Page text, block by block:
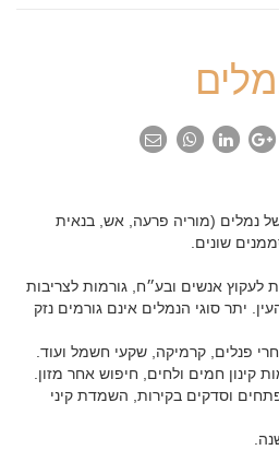
נמלים (מוריה פרעה, אש, בנאית
שונים.
לעקוץ אנשים ובע״ח, גורמות לצריבות
יתר סוגי הנמלים אינם גורמים נזק
פנלים, קרמיקה, שקעי חשמל ועוד.
קינון חמים ולחים, חיפוש אחר מזון.
פתחים וסדקים בקירות, השמדת קיני